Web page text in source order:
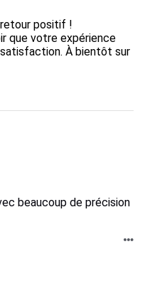
positif !
que votre expérience
À bientôt sur
beaucoup de précision